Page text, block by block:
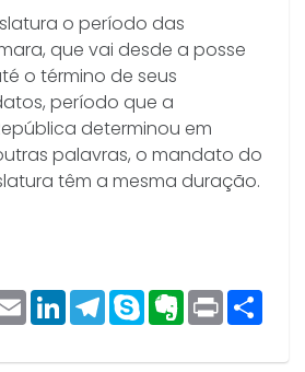
o período das
que vai desde a posse
o término de seus
período que a
determinou em
palavras, o mandato do
têm a mesma duração.
Email LinkedInTelegram
SkypeEvernote
Print